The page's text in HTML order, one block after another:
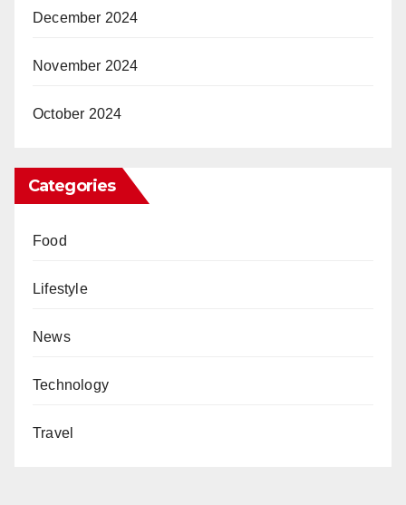
December 2024
November 2024
October 2024
Categories
Food
Lifestyle
News
Technology
Travel